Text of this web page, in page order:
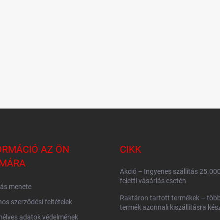
AZ ÖN
menete
szerződési feltételek
adatok védelmének
CIKK
Akció – Ingyenes szállítás
feletti vásárlás esetén
Raktáron tartott termékek –
termék azonnali kiszállításra